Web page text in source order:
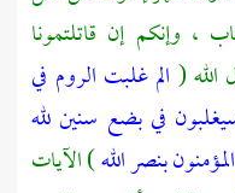
، وإنكم إن قاتلتمونا
الله ( الم غلبت الروم في
في بضع سنين لله
بنصر الله) الآيات